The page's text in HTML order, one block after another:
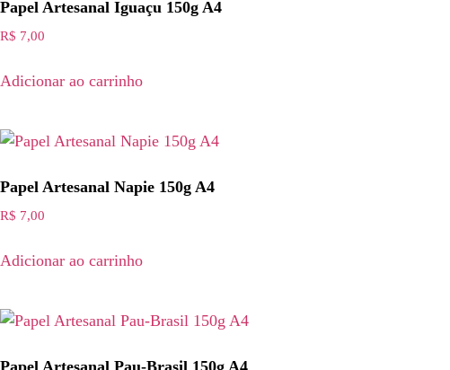
Papel Artesanal Iguaçu 150g A4
R$ 7,00
Adicionar ao carrinho
Papel Artesanal Napie 150g A4
R$ 7,00
Adicionar ao carrinho
Papel Artesanal Pau-Brasil 150g A4